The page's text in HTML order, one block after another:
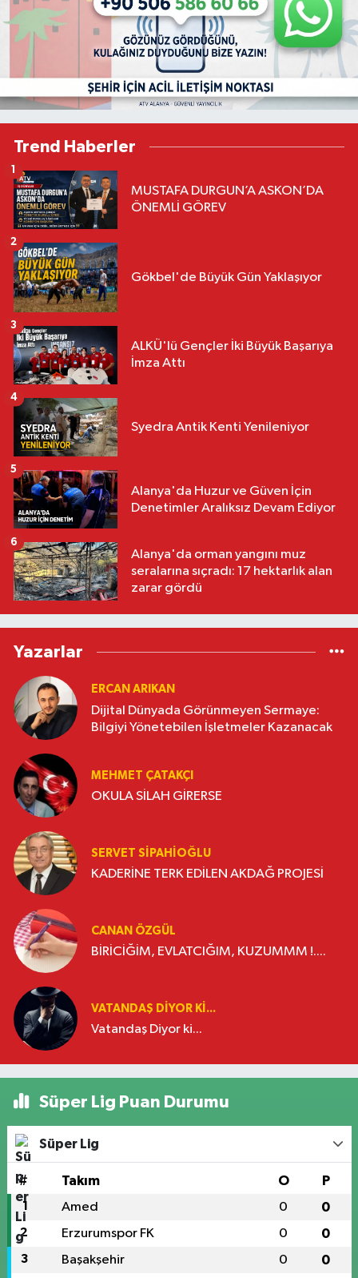
Trend Haberler
MUSTAFA DURGUN’A ASKON’DA
ÖNEMLİ GÖREV
1
Gökbel'de Büyük Gün Yaklaşıyor
2
ALKÜ'lü Gençler İki Büyük Başarıya
İmza Attı
3
Syedra Antik Kenti Yenileniyor
4
Alanya'da Huzur ve Güven İçin
Denetimler Aralıksız Devam Ediyor
5
Alanya'da orman yangını muz
seralarına sıçradı: 17 hektarlık alan
zarar gördü
6
Yazarlar
ERCAN ARIKAN
Dijital Dünyada Görünmeyen Sermaye:
Bilgiyi Yönetebilen İşletmeler Kazanacak
MEHMET ÇATAKÇI
OKULA SİLAH GİRERSE
SERVET SİPAHİOĞLU
KADERİNE TERK EDİLEN AKDAĞ PROJESİ
CANAN ÖZGÜL
BİRİCİĞİM, EVLATCIĞIM, KUZUMMM !....
VATANDAŞ DIYOR KI...
Vatandaş Diyor ki...
Süper Lig Puan Durumu
Süper Lig
# Takım O P
1 Amed 0 0
2 Erzurumspor FK 0 0
3 Başakşehir 0 0